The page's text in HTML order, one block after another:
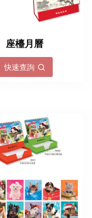
座檯月曆
快速查詢